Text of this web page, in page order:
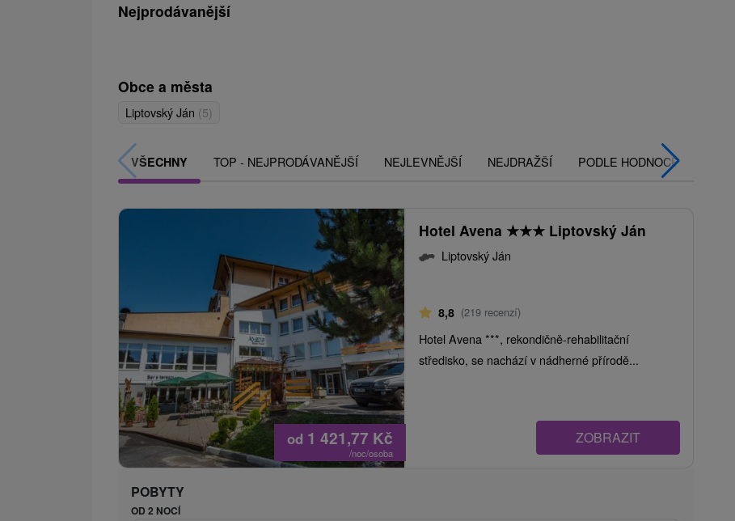
Nejprodávanější
Obce a města
Liptovský Ján (5)
VŠECHNY TOP - NEJPRODÁVANĚJŠÍ NEJLEVNĚJŠÍ NEJDRAŽŠÍ PODLE HODNOCENÍ
od 1 421,77 Kč
/noc/osoba
Hotel Avena ★★★ Liptovský Ján
Liptovský Ján
8,8 (219 recenzí)
Hotel Avena ***, rekondičně-rehabilitační
středisko, se nachází v nádherné přírodě...
ZOBRAZIT
POBYTY
OD 2 NOCÍ